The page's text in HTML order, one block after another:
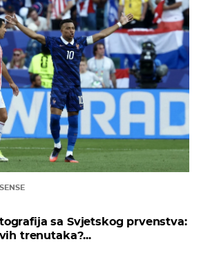
sa Svjetskog prvenstva:
trenutaka?...